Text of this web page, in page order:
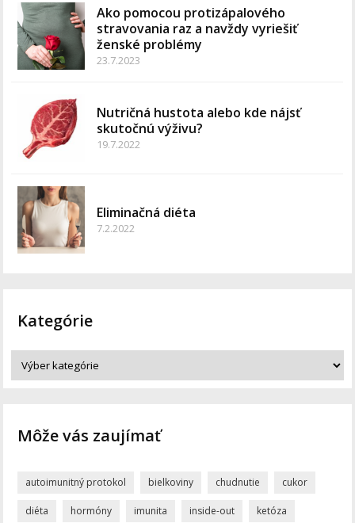
Ako pomocou protizápalového
stravovania raz a navždy vyriešiť
ženské problémy
23.7.2023
Nutričná hustota alebo kde nájsť
skutočnú výživu?
19.7.2022
Eliminačná diéta
7.2.2022
Kategórie
Môže vás zaujímať
autoimunitný protokol bielkoviny chudnutie cukor
diéta hormóny imunita inside-out ketóza